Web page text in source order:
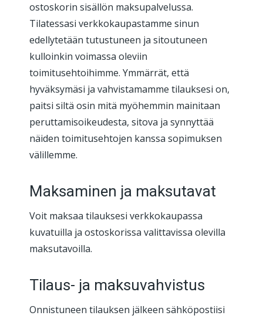
ostoskorin sisällön maksupalvelussa.
Tilatessasi verkkokaupastamme sinun
edellytetään tutustuneen ja sitoutuneen
kulloinkin voimassa oleviin
toimitusehtoihimme. Ymmärrät, että
hyväksymäsi ja vahvistamamme tilauksesi on,
paitsi siltä osin mitä myöhemmin mainitaan
peruttamisoikeudesta, sitova ja synnyttää
näiden toimitusehtojen kanssa sopimuksen
välillemme.
Maksaminen ja maksutavat
Voit maksaa tilauksesi verkkokaupassa
kuvatuilla ja ostoskorissa valittavissa olevilla
maksutavoilla.
Tilaus- ja maksuvahvistus
Onnistuneen tilauksen jälkeen sähköpostiisi